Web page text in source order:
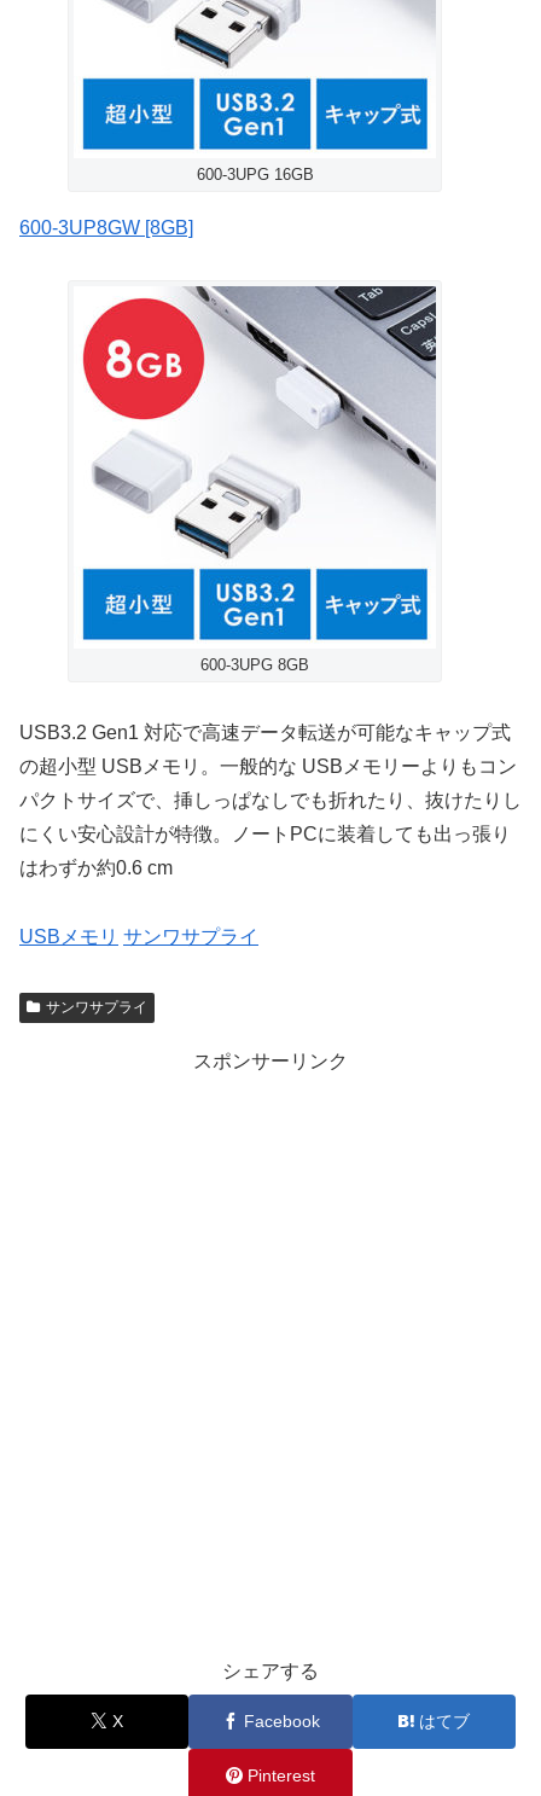
600-3UPG 16GB
600-3UP8GW [8GB]
600-3UPG 8GB
USB3.2 Gen1 対応で高速データ転送が可能なキャップ式
の超小型 USBメモリ。一般的な USBメモリーよりもコン
パクトサイズで、挿しっぱなしでも折れたり、抜けたりし
にくい安心設計が特徴。ノートPCに装着しても出っ張り
はわずか約0.6 cm
USBメモリ サンワサプライ
サンワサプライ
スポンサーリンク
シェアする
X Facebook はてブ
Pinterest